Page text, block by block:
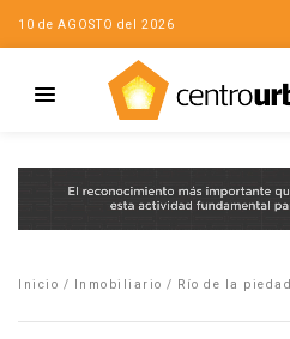
10 de AGOSTO del 2026
Inicio / Inmobiliario / Río de la piedad